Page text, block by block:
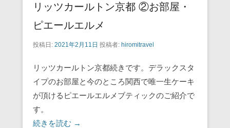
リッツカールトン京都 ②お部屋・
ピエールエルメ
投稿日: 2021年2月11日 投稿者: hiromitravel
リッツカールトン京都続きです。デラックスタ
イプのお部屋と今のところ関西で唯一生ケーキ
が頂けるピエールエルメブティックのご紹介で
す。
続きを読む →